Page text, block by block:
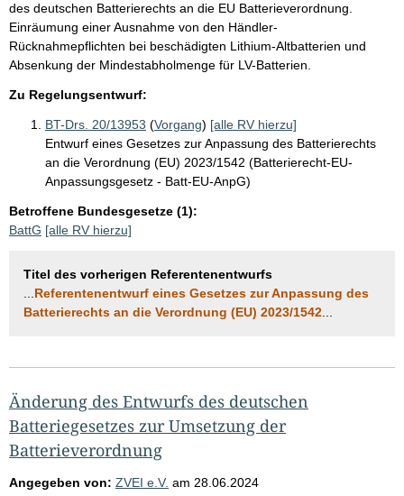
des deutschen Batterierechts an die EU Batterieverordnung.
Einräumung einer Ausnahme von den Händler-
Rücknahmepflichten bei beschädigten Lithium-Altbatterien und
Absenkung der Mindestabholmenge für LV-Batterien.
Zu Regelungsentwurf:
BT-Drs. 20/13953 (Vorgang) [alle RV hierzu]
Entwurf eines Gesetzes zur Anpassung des Batterierechts
an die Verordnung (EU) 2023/1542 (Batterierecht-EU-
Anpassungsgesetz - Batt-EU-AnpG)
Betroffene Bundesgesetze (1):
BattG [alle RV hierzu]
Titel des vorherigen Referentenentwurfs
Referentenentwurf eines Gesetzes zur Anpassung des
Batterierechts an die Verordnung (EU) 2023/1542
Änderung des Entwurfs des deutschen
Batteriegesetzes zur Umsetzung der
Batterieverordnung
Angegeben von: ZVEI e.V. am 28.06.2024